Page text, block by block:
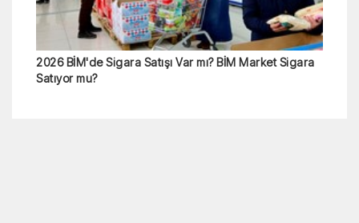
2026 BİM'de Sigara Satışı Var mı? BİM Market Sigara
Satıyor mu?